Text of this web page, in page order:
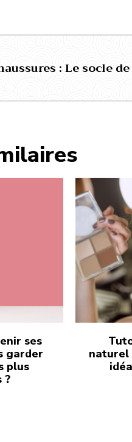
: Le socle
ses
garder
plus
?
naturel